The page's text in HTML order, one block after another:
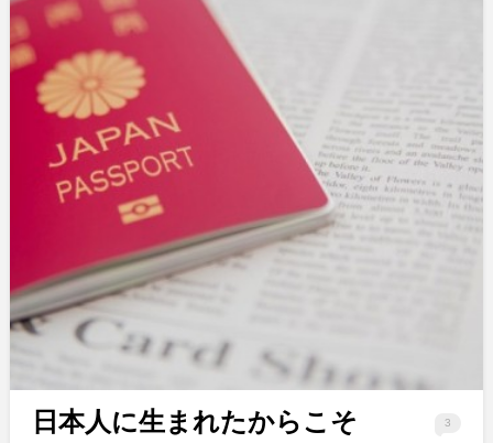
3
日本人に生まれたからこそ